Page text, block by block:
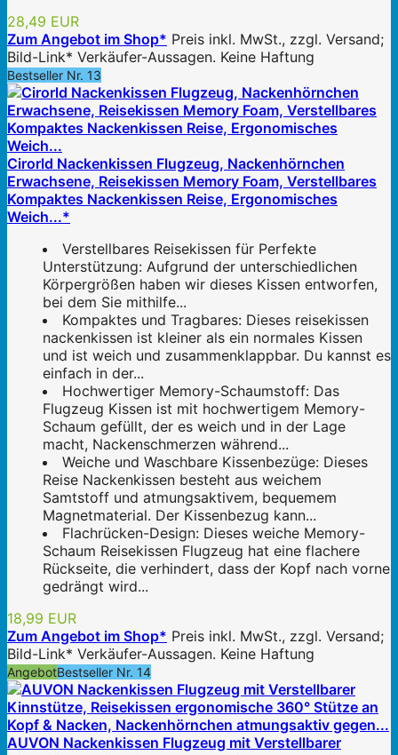
28,49 EUR
Zum Angebot im Shop* Preis inkl. MwSt., zzgl. Versand;
Bild-Link* Verkäufer-Aussagen. Keine Haftung
Bestseller Nr. 13
Cirorld Nackenkissen Flugzeug, Nackenhörnchen
Erwachsene, Reisekissen Memory Foam, Verstellbares
Kompaktes Nackenkissen Reise, Ergonomisches
Weich...*
Verstellbares Reisekissen für Perfekte
Unterstützung: Aufgrund der unterschiedlichen
Körpergrößen haben wir dieses Kissen entworfen,
bei dem Sie mithilfe...
Kompaktes und Tragbares: Dieses reisekissen
nackenkissen ist kleiner als ein normales Kissen
und ist weich und zusammenklappbar. Du kannst es
einfach in der...
Hochwertiger Memory-Schaumstoff: Das
Flugzeug Kissen ist mit hochwertigem Memory-
Schaum gefüllt, der es weich und in der Lage
macht, Nackenschmerzen während...
Weiche und Waschbare Kissenbezüge: Dieses
Reise Nackenkissen besteht aus weichem
Samtstoff und atmungsaktivem, bequemem
Magnetmaterial. Der Kissenbezug kann...
Flachrücken-Design: Dieses weiche Memory-
Schaum Reisekissen Flugzeug hat eine flachere
Rückseite, die verhindert, dass der Kopf nach vorne
gedrängt wird...
18,99 EUR
Zum Angebot im Shop* Preis inkl. MwSt., zzgl. Versand;
Bild-Link* Verkäufer-Aussagen. Keine Haftung
AngebotBestseller Nr. 14
AUVON Nackenkissen Flugzeug mit Verstellbarer